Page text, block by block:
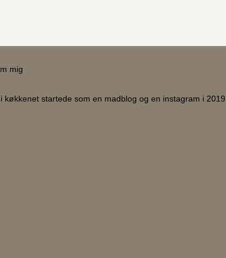
startede som en madblog og en instagram i 2019.